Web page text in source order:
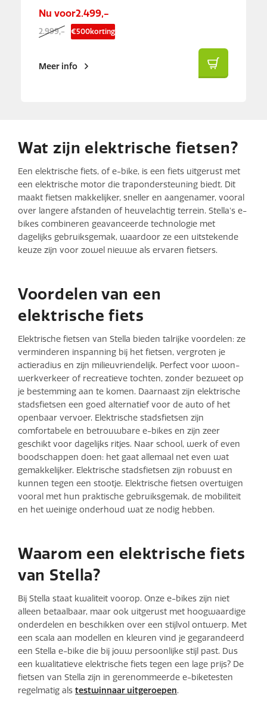
Nu voor2.499,-
2.999,- €500korting
Meer info
Wat zijn elektrische fietsen?
Een elektrische fiets, of e-bike, is een fiets uitgerust met
een elektrische motor die trapondersteuning biedt. Dit
maakt fietsen makkelijker, sneller en aangenamer, vooral
over langere afstanden of heuvelachtig terrein. Stella's e-
bikes combineren geavanceerde technologie met
dagelijks gebruiksgemak, waardoor ze een uitstekende
keuze zijn voor zowel nieuwe als ervaren fietsers.
Voordelen van een
elektrische fiets
Elektrische fietsen van Stella bieden talrijke voordelen: ze
verminderen inspanning bij het fietsen, vergroten je
actieradius en zijn milieuvriendelijk. Perfect voor woon-
werkverkeer of recreatieve tochten, zonder bezweet op
je bestemming aan te komen. Daarnaast zijn elektrische
stadsfietsen een goed alternatief voor de auto of het
openbaar vervoer. Elektrische stadsfietsen zijn
comfortabele en betrouwbare e-bikes en zijn zeer
geschikt voor dagelijks ritjes. Naar school, werk of even
boodschappen doen: het gaat allemaal net even wat
gemakkelijker. Elektrische stadsfietsen zijn robuust en
kunnen tegen een stootje. Elektrische fietsen overtuigen
vooral met hun praktische gebruiksgemak, de mobiliteit
en het weinige onderhoud wat ze nodig hebben.
Waarom een elektrische fiets
van Stella?
Bij Stella staat kwaliteit voorop. Onze e-bikes zijn niet
alleen betaalbaar, maar ook uitgerust met hoogwaardige
onderdelen en beschikken over een stijlvol ontwerp. Met
een scala aan modellen en kleuren vind je gegarandeerd
een Stella e-bike die bij jouw persoonlijke stijl past. Dus
een kwalitatieve elektrische fiets tegen een lage prijs? De
fietsen van Stella zijn in gerenommeerde e-biketesten
regelmatig als testwinnaar uitgeroepen.